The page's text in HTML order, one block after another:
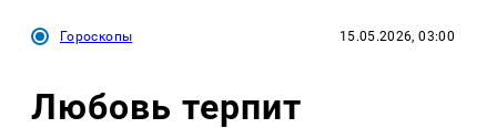
Гороскопы 15.05.2026, 03:00
Любовь терпит